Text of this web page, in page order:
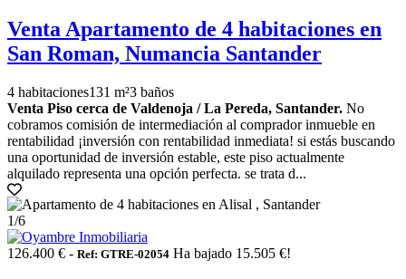
Venta Apartamento de 4 habitaciones en
San Roman, Numancia Santander
4 habitaciones131 m²3 baños
Venta Piso cerca de Valdenoja / La Pereda, Santander. No
cobramos comisión de intermediación al comprador inmueble en
rentabilidad ¡inversión con rentabilidad inmediata! si estás buscando
una oportunidad de inversión estable, este piso actualmente
alquilado representa una opción perfecta. se trata d...
1/6
126.400 € - Ref: GTRE-02054 Ha bajado 15.505 €!